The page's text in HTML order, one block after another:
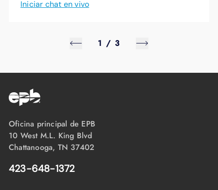
Iniciar chat en vivo
1 / 3
Oficina principal de EPB
10 West M.L. King Blvd
Chattanooga, TN 37402
423-648-1372